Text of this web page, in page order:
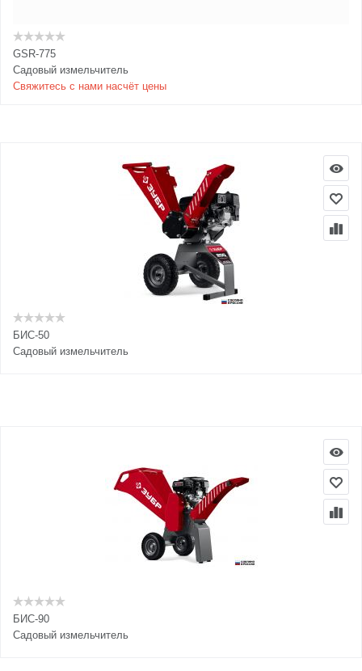
GSR-775
Садовый измельчитель
Свяжитесь с нами насчёт цены
БИС-50
Садовый измельчитель
БИС-90
Садовый измельчитель